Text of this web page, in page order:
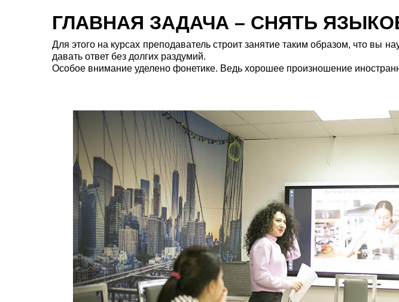
ГЛАВНАЯ ЗАДАЧА – СНЯТЬ
Для этого на курсах преподаватель строит занятие таким образом, что вы
давать ответ без долгих раздумий.
Особое внимание уделено фонетике. Ведь хорошее произношение